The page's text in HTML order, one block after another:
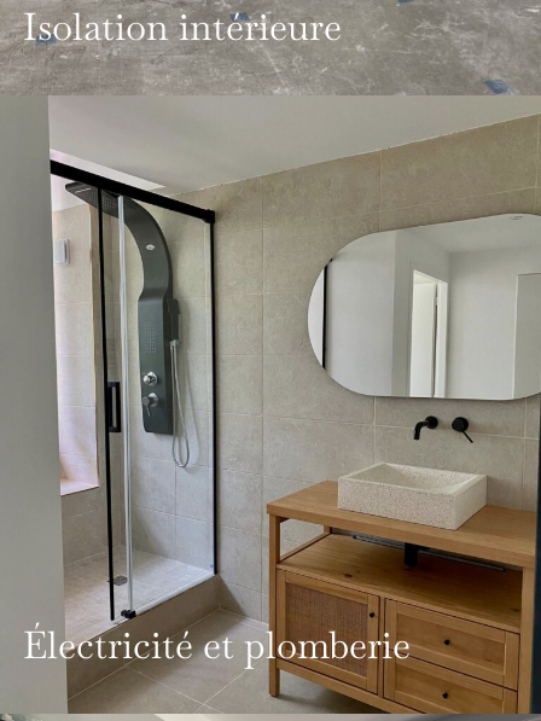
Isolation intérieure
Électricité et plomberie